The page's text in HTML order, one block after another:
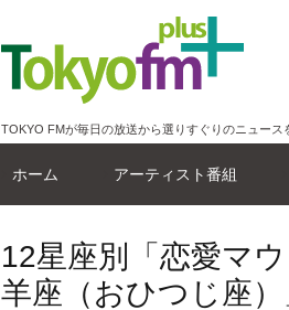
TOKYO FMが毎日の放送から選りすぐりのニュース
ホーム アーティスト番組
12星座別「恋愛マ
羊座（おひつじ座